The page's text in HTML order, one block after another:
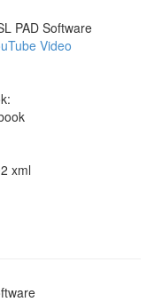
PAD Software
Video
xml